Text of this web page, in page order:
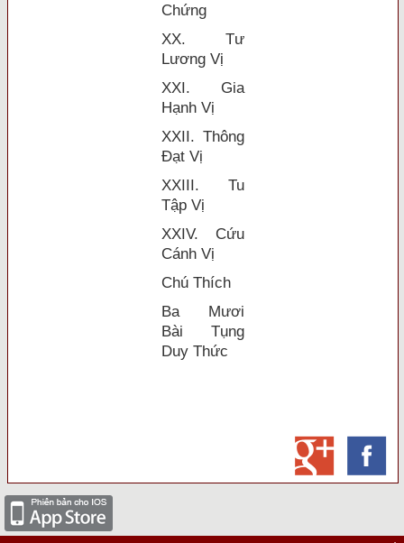
Chứng
XX. Tư
Lương Vị
XXI. Gia
Hạnh Vị
XXII. Thông
Ðạt Vị
XXIII. Tu
Tập Vị
XXIV. Cứu
Cánh Vị
Chú Thích
Ba Mươi
Bài Tụng
Duy Thức